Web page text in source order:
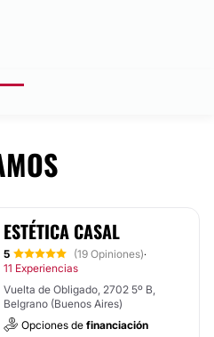
ESTÉTICA CASAL
5 (19 Opiniones)·
11 Experiencias
Vuelta de Obligado, 2702 5º B,
Belgrano (Buenos Aires)
Opciones de financiación